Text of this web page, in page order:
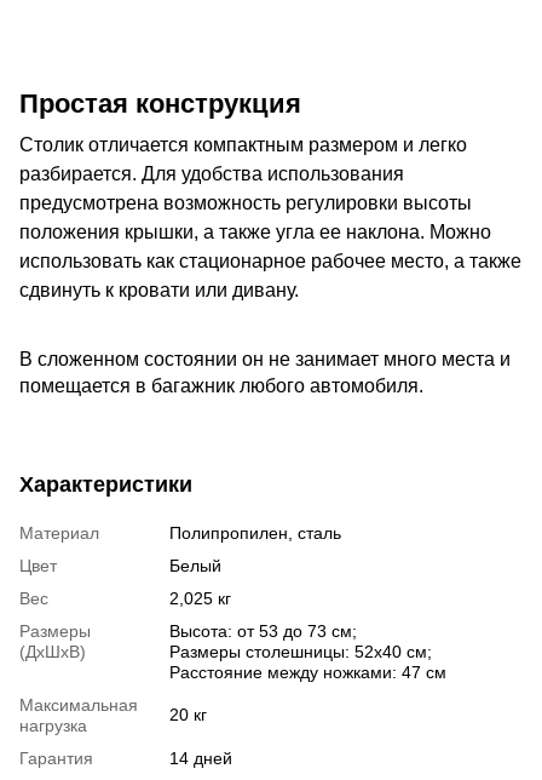
Простая конструкция
Столик отличается компактным размером и легко
разбирается. Для удобства использования
предусмотрена возможность регулировки высоты
положения крышки, а также угла ее наклона. Можно
использовать как стационарное рабочее место, а также
сдвинуть к кровати или дивану.
В сложенном состоянии он не занимает много места и
помещается в багажник любого автомобиля.
Характеристики
Материал
Полипропилен, сталь
Цвет
Белый
Вес
2,025 кг
Размеры
(ДхШхВ)
Высота: от 53 до 73 см;
Размеры столешницы: 52х40 см;
Расстояние между ножками: 47 см
Максимальная
нагрузка
20 кг
Гарантия 14 дней